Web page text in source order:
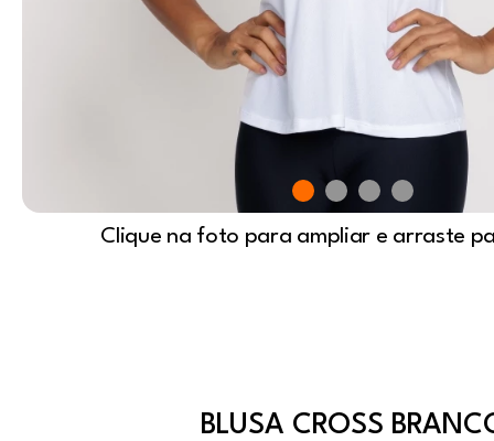
Clique na foto para ampliar e arraste
BLUSA CROSS